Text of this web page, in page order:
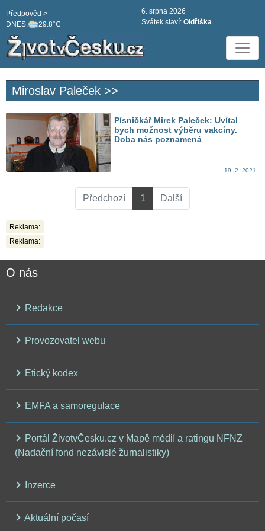
DNES: 29.8°C
Předpověd >
6. srpna 2026
Svátek slaví: Oldřiška
Miroslav Paleček >>
Písničkář Mirek Paleček: Uvítal
bych možnost výběru vakcíny.
Doba nás poznamená
19. 2. 2021
Předchozí 1 Další
Reklama:
Reklama:
O nás
Redakce
Provozovatel webu
Etický kodex
EMFA a samoregulace
Portál ŽivotvČesku.cz v Mapě médií a ratingu NFNZ
(Nadační fond nezávislé žurnalistiky)
Inzerce
Aktuální počasí